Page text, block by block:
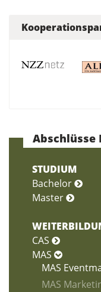
Abschlüsse
STUDIUM
Bachelor
Master
CAS
MAS
MAS
MAS